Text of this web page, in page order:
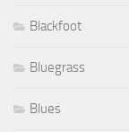
Blackfoot
Bluegrass
Blues